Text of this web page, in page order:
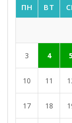
ПН ВТ
3 4
10 11
17 18